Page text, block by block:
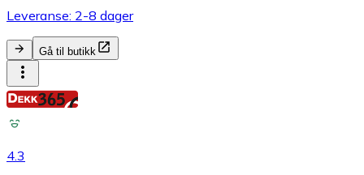
Leveranse: 2-8 dager
Gå til butikk
4.3